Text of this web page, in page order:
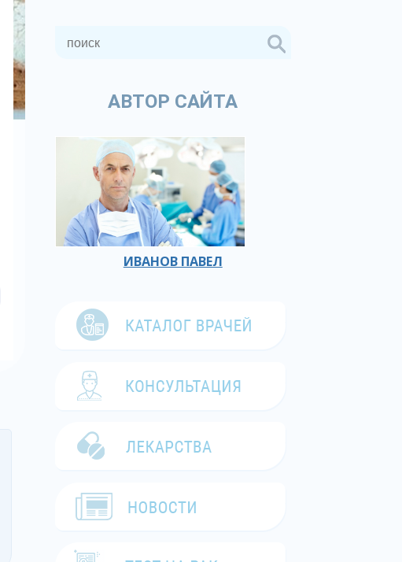
АВТОР САЙТА
ИВАНОВ ПАВЕЛ